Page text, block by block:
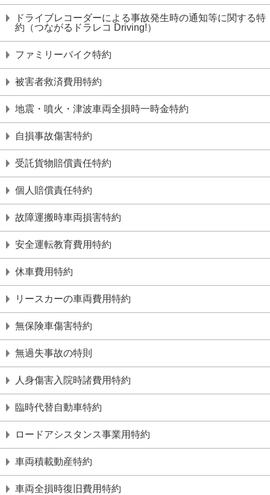
ドライブレコーダーによる事故発⽣時の通知等に関する特
約（つながるドラレコ Driving!）
ファミリーバイク特約
被害者救済費⽤特約
地震・噴⽕・津波⾞両全損時⼀時⾦特約
⾃損事故傷害特約
受託貨物賠償責任特約
個⼈賠償責任特約
故障運搬時⾞両損害特約
安全運転教育費⽤特約
休⾞費⽤特約
リースカーの⾞両費⽤特約
無保険⾞傷害特約
無過失事故の特則
⼈⾝傷害⼊院時諸費⽤特約
臨時代替⾃動⾞特約
ロードアシスタンス事業⽤特約
⾞両積載動産特約
車両全損時復旧費用特約